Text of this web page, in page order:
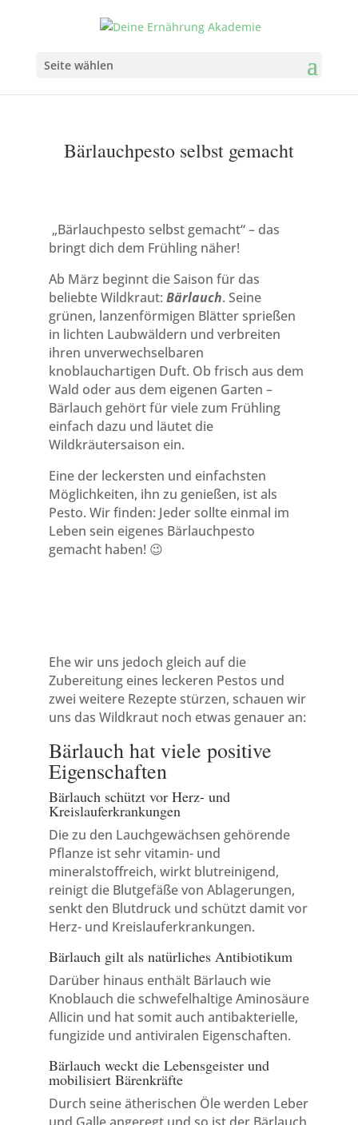
Seite wählen
Bärlauchpesto selbst gemacht
„Bärlauchpesto selbst gemacht“ – das
bringt dich dem Frühling näher!
Ab März beginnt die Saison für das
beliebte Wildkraut: Bärlauch. Seine
grünen, lanzenförmigen Blätter sprießen
in lichten Laubwäldern und verbreiten
ihren unverwechselbaren
knoblauchartigen Duft. Ob frisch aus dem
Wald oder aus dem eigenen Garten –
Bärlauch gehört für viele zum Frühling
einfach dazu und läutet die
Wildkräutersaison ein.
Eine der leckersten und einfachsten
Möglichkeiten, ihn zu genießen, ist als
Pesto. Wir finden: Jeder sollte einmal im
Leben sein eigenes Bärlauchpesto
gemacht haben! 😉
Ehe wir uns jedoch gleich auf die
Zubereitung eines leckeren Pestos und
zwei weitere Rezepte stürzen, schauen wir
uns das Wildkraut noch etwas genauer an:
Bärlauch hat viele positive
Eigenschaften
Bärlauch schützt vor Herz- und
Kreislauferkrankungen
Die zu den Lauchgewächsen gehörende
Pflanze ist sehr vitamin- und
mineralstoffreich, wirkt blutreinigend,
reinigt die Blutgefäße von Ablagerungen,
senkt den Blutdruck und schützt damit vor
Herz- und Kreislauferkrankungen.
Bärlauch gilt als natürliches Antibiotikum
Darüber hinaus enthält Bärlauch wie
Knoblauch die schwefelhaltige Aminosäure
Allicin und hat somit auch antibakterielle,
fungizide und antiviralen Eigenschaften.
Bärlauch weckt die Lebensgeister und
mobilisiert Bärenkräfte
Durch seine ätherischen Öle werden Leber